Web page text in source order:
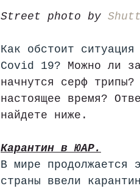
Street photo by
Как обстоит
Covid 19? Можно ли
начнутся серф
настоящее время?
найдете ниже.
Карантин в ЮАР.
В мире продолжается
страны ввели